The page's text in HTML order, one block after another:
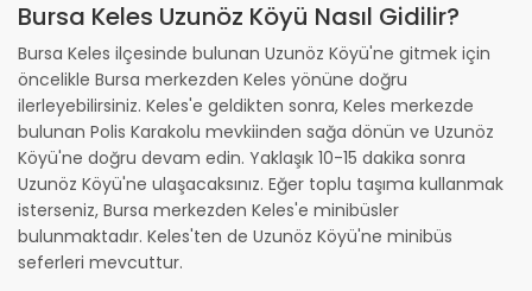
Bursa Keles Uzunöz Köyü Nasıl Gidilir?
Bursa Keles ilçesinde bulunan Uzunöz Köyü'ne gitmek için
öncelikle Bursa merkezden Keles yönüne doğru
ilerleyebilirsiniz. Keles'e geldikten sonra, Keles merkezde
bulunan Polis Karakolu mevkiinden sağa dönün ve Uzunöz
Köyü'ne doğru devam edin. Yaklaşık 10-15 dakika sonra
Uzunöz Köyü'ne ulaşacaksınız. Eğer toplu taşıma kullanmak
isterseniz, Bursa merkezden Keles'e minibüsler
bulunmaktadır. Keles'ten de Uzunöz Köyü'ne minibüs
seferleri mevcuttur.